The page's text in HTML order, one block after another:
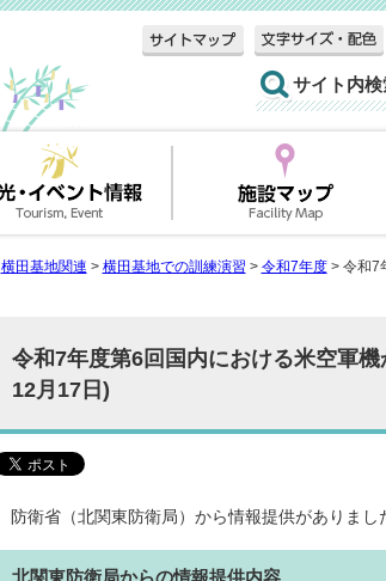
サイト内検
横田基地関連 > 横田基地での訓練演習 > 令和7年度> 令和7
令和7年度第6回国内における米空軍
12月17日)
防衛省（北関東防衛局）から情報提供がありまし